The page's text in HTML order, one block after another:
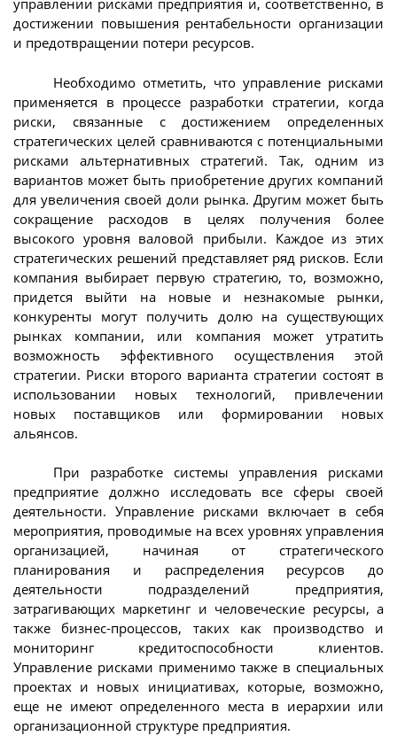
управлении рисками предприятия и, соответственно, в
достижении повышения рентабельности организации
и предотвращении потери ресурсов.
Необходимо отметить, что управление рисками
применяется в процессе разработки стратегии, когда
риски, связанные с достижением определенных
стратегических целей сравниваются с потенциальными
рисками альтернативных стратегий. Так, одним из
вариантов может быть приобретение других компаний
для увеличения своей доли рынка. Другим может быть
сокращение расходов в целях получения более
высокого уровня валовой прибыли. Каждое из этих
стратегических решений представляет ряд рисков. Если
компания выбирает первую стратегию, то, возможно,
придется выйти на новые и незнакомые рынки,
конкуренты могут получить долю на существующих
рынках компании, или компания может утратить
возможность эффективного осуществления этой
стратегии. Риски второго варианта стратегии состоят в
использовании новых технологий, привлечении
новых поставщиков или формировании новых
альянсов.
При разработке системы управления рисками
предприятие должно исследовать все сферы своей
деятельности. Управление рисками включает в себя
мероприятия, проводимые на всех уровнях управления
организацией, начиная от стратегического
планирования и распределения ресурсов до
деятельности подразделений предприятия,
затрагивающих маркетинг и человеческие ресурсы, а
также бизнес-процессов, таких как производство и
мониторинг кредитоспособности клиентов.
Управление рисками применимо также в специальных
проектах и новых инициативах, которые, возможно,
еще не имеют определенного места в иерархии или
организационной структуре предприятия.